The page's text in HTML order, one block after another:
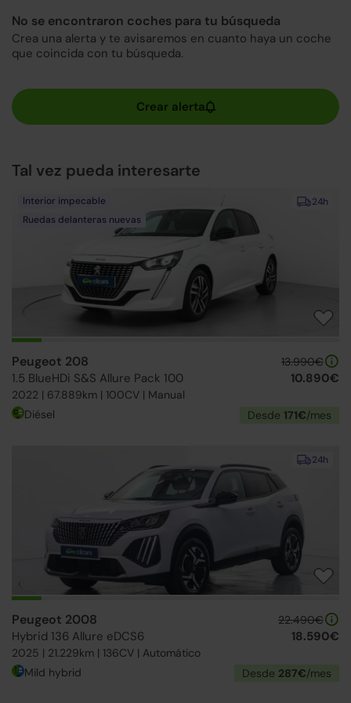
No se encontraron coches para tu búsqueda
Crea una alerta y te avisaremos en cuanto haya un coche
que coincida con tu búsqueda.
Tal vez pueda interesarte
24h
Interior impecable
Ruedas delanteras nuevas
Peugeot 208
1.5 BlueHDi S&S Allure Pack 100
2022 | 67.889km | 100CV | Manual
13.990€
10.890€
Diésel Desde 171€/mes
24h
Peugeot 2008
Hybrid 136 Allure eDCS6
2025 | 21.229km | 136CV | Automático
22.490€
18.590€
Mild hybrid Desde 287€/mes